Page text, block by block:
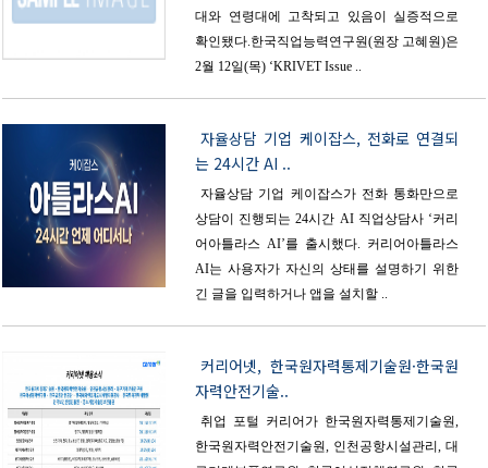
대와 연령대에 고착되고 있음이 실증적으로
확인됐다.한국직업능력연구원(원장 고혜원)은
2월 12일(목) ‘KRIVET Issue ..
자율상담 기업 케이잡스, 전화로 연결되
는 24시간 AI ..
자율상담 기업 케이잡스가 전화 통화만으로
상담이 진행되는 24시간 AI 직업상담사 ‘커리
어아틀라스 AI’를 출시했다. 커리어아틀라스
AI는 사용자가 자신의 상태를 설명하기 위한
긴 글을 입력하거나 앱을 설치할 ..
커리어넷, 한국원자력통제기술원·한국원
자력안전기술..
취업 포털 커리어가 한국원자력통제기술원,
한국원자력안전기술원, 인천공항시설관리, 대